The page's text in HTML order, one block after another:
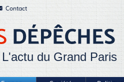
Contact
L'actu du Grand Paris